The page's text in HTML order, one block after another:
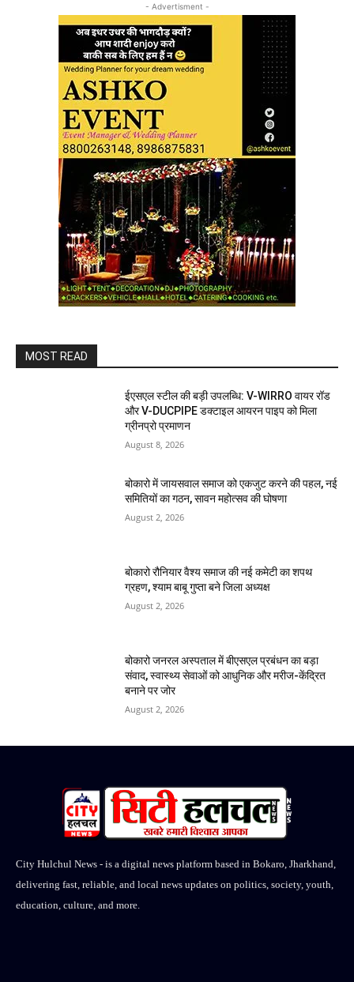
- Advertisment -
MOST READ
ईएसएल स्टील की बड़ी उपलब्धि: V-WIRRO वायर रॉड
और V-DUCPIPE डक्टाइल आयरन पाइप को मिला
ग्रीनप्रो प्रमाणन
August 8, 2026
बोकारो में जायसवाल समाज को एकजुट करने की पहल, नई
समितियों का गठन, सावन महोत्सव की घोषणा
August 2, 2026
बोकारो रौनियार वैश्य समाज की नई कमेटी का शपथ
ग्रहण, श्याम बाबू गुप्ता बने जिला अध्यक्ष
August 2, 2026
बोकारो जनरल अस्पताल में बीएसएल प्रबंधन का बड़ा
संवाद, स्वास्थ्य सेवाओं को आधुनिक और मरीज-केंद्रित
बनाने पर जोर
August 2, 2026
City Hulchul News - is a digital news platform based in Bokaro, Jharkhand,
delivering fast, reliable, and local news updates on politics, society, youth,
education, culture, and more.